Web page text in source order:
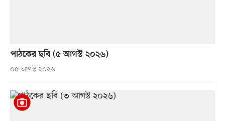
পাঠকের ছবি (৫ আগস্ট ২০২৬)
০৫ আগস্ট ২০২৬